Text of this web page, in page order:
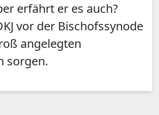
erfährt er es auch?
vor der Bischofssynode
angelegten
sorgen.